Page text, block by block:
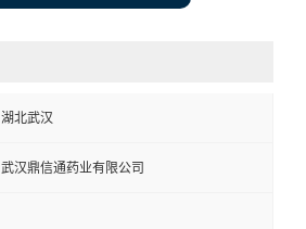
湖北武汉
武汉鼎信通药业有限公司